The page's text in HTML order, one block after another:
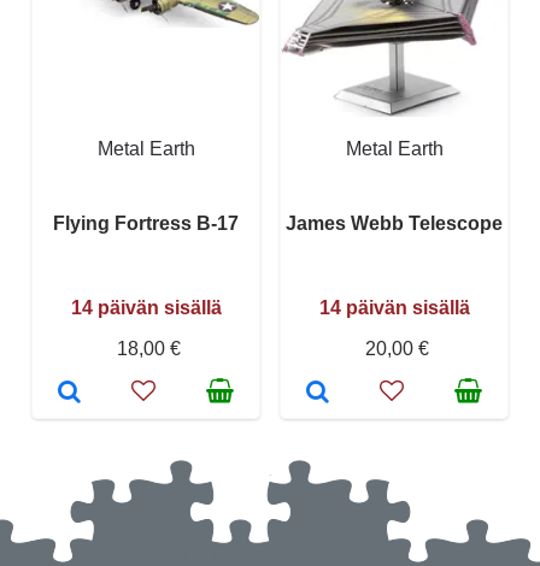
Metal Earth
Flying Fortress B-17
14 päivän sisällä
18,00 €
Metal Earth
James Webb Telescope
14 päivän sisällä
20,00 €